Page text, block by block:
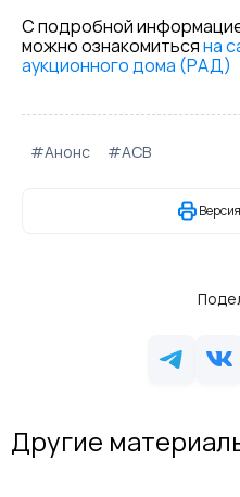
С подробной
можно ознакомитьсяна
аукционного дома (РАД)
#Анонс #АСВ
Другие